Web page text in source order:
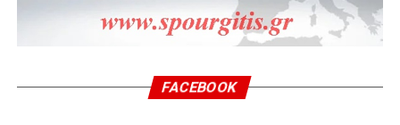
FACEBOOK